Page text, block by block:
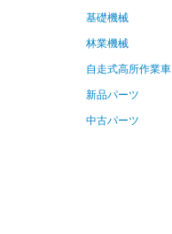
基礎機械
林業機械
自走式高所作業車
新品パーツ
中古パーツ